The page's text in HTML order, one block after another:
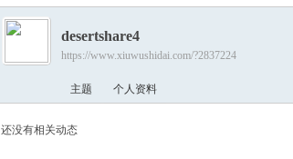
索
desertshare4
https://www.xiuwushidai.com/?2837224
主题 个人资料
还没有相关动态